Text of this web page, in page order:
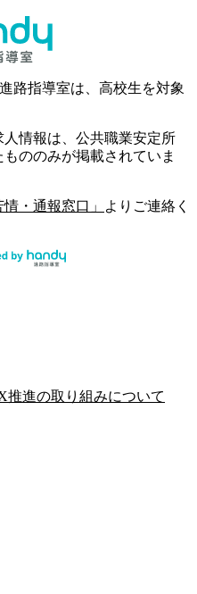
路指導室は、高校生を対象
情報は、公共職業安定所
ののみが掲載されていま
情・通報窓口」
よりご連絡く
推進の取り組みについて